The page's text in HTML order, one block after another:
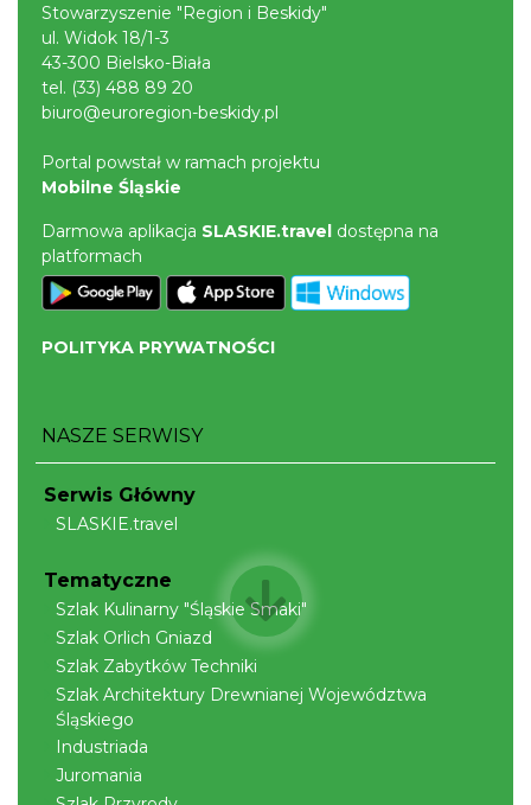
XXXVI Dożynki Ekumeniczne - barwny
korowód, m.in.: Estrada Reg. „Równica” &
„Norbi”
Brenna
7.83 km
Brenna
7.83 km
Dotknij Tradycji - lato w Gminie Brenna
Brenna
7.87 km
Stowarzyszenie "Region i Beskidy"
ul. Widok 18/1-3
43-300 Bielsko-Biała
tel. (33) 488 89 20
biuro@euroregion-beskidy.pl
Portal powstał w ramach projektu
Mobilne Śląskie
Darmowa aplikacja SLASKIE.travel dostępna na
platformach
POLITYKA PRYWATNOŚCI
NASZE SERWISY
Serwis Główny
SLASKIE.travel
Tematyczne
Szlak Kulinarny "Śląskie Smaki"
Szlak Orlich Gniazd
Szlak Zabytków Techniki
Szlak Architektury Drewnianej Województwa
Śląskiego
Industriada
Juromania